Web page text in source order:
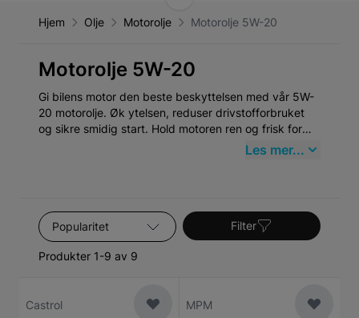
Hjem Olje Motorolje Motorolje 5W-20
Motorolje 5W-20
Gi bilens motor den beste beskyttelsen med vår 5W-
20 motorolje. Øk ytelsen, reduser drivstofforbruket
og sikre smidig start. Hold motoren ren og frisk for
Les mer...
Sorter etter
Produkter 1-9 av 9
Filter
Castrol MPM